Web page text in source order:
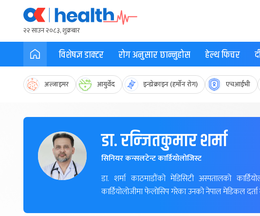
२२ साउन २०८३, शुक्रबार
विशेषज्ञ डाक्टर रोग अनुसार छान्नुहोस हेल्थ फिचर
अल्जाइमर आयुर्वेद इन्डोक्राइन (हर्मोन रोग) एचआईभी
डा. रन्जितकुमार शर्मा
सिनियर कन्सलटेन्ट कार्डियोलोजिस्ट
डा. शर्मा काठमाडौंको मेडिसिटी अस्पतालको
कार्डियोलोजीमा फेलोसिप गरेका उनको नेपाल मेडिकल दर्ता